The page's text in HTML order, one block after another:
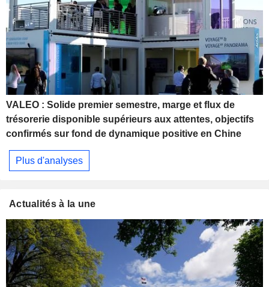
VALEO : Solide premier semestre, marge et flux de
trésorerie disponible supérieurs aux attentes, objectifs
confirmés sur fond de dynamique positive en Chine
Plus d'analyses
Actualités à la une